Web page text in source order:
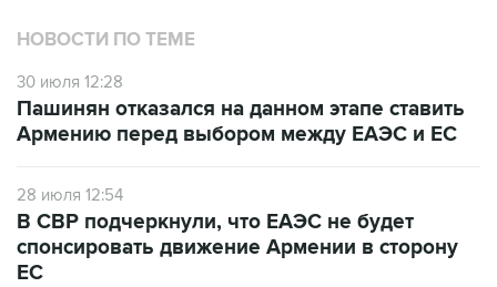
НОВОСТИ ПО ТЕМЕ
30 июля 12:28
Пашинян отказался на данном этапе ставить
Армению перед выбором между ЕАЭС и ЕС
28 июля 12:54
В СВР подчеркнули, что ЕАЭС не будет
спонсировать движение Армении в сторону
ЕС